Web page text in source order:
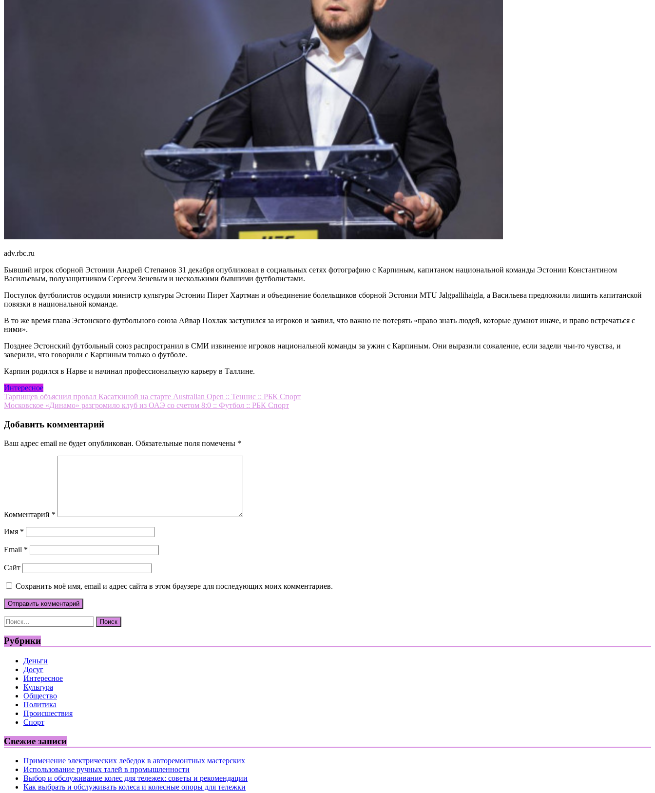
adv.rbc.ru
Бывший игрок сборной Эстонии Андрей Степанов 31 декабря опубликовал в социальных сетях фотографию с Карпиным, капитаном национальной команды Эстонии Константином
Васильевым, полузащитником Сергеем Зеневым и несколькими бывшими футболистами.
Поступок футболистов осудили министр культуры Эстонии Пирет Хартман и объединение болельщиков сборной Эстонии MTU Jalgpallihaigla, а Васильева предложили лишить капитанской
повязки в национальной команде.
В то же время глава Эстонского футбольного союза Айвар Похлак заступился за игроков и заявил, что важно не потерять «право знать людей, которые думают иначе, и право встречаться с
ними».
Позднее Эстонский футбольный союз распространил в СМИ извинение игроков национальной команды за ужин с Карпиным. Они выразили сожаление, если задели чьи-то чувства, и
заверили, что говорили с Карпиным только о футболе.
Карпин родился в Нарве и начинал профессиональную карьеру в Таллине.
Интересное
Навигация
по
записям
Тарпищев объяснил провал Касаткиной на старте Australian Open :: Теннис :: РБК Спорт
Московское «Динамо» разгромило клуб из ОАЭ со счетом 8:0 :: Футбол :: РБК Спорт
Добавить комментарий
Ваш адрес email не будет опубликован. Обязательные поля помечены *
Комментарий *
Имя *
Email *
Сайт
Сохранить моё имя, email и адрес сайта в этом браузере для последующих моих комментариев.
Найти:
Рубрики
Деньги
Досуг
Интересное
Культура
Общество
Политика
Происшествия
Спорт
Свежие записи
Применение электрических лебедок в авторемонтных мастерских
Использование ручных талей в промышленности
Выбор и обслуживание колес для тележек: советы и рекомендации
Как выбрать и обслуживать колеса и колесные опоры для тележки